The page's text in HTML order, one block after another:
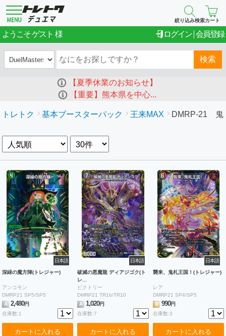
絞り込み検索カート
ようこそゲスト ログイン 会員登録
検索
【夏季休業のお知らせ】
【重要】熊本県を中心...
トレトク 基本ブースターパック 王来MAX DMRP-21 鬼
日本語
深緑の魔方陣(トレジャー)
アンコモン
DMRP21 SP5/SP5
A
2,480円
在庫数:1
カートに入れる
日本語
破滅の悪魔龍 ディアジゴク(ト
レ...
ビクトリー
DMRP21 TR1b/TR10
A
1,020円
在庫数:7
カートに入れる
日本語
襲来、鬼札王国！(トレジャー)
レア
DMRP21 SP4/SP5
B 990円
在庫数:3
カートに入れる